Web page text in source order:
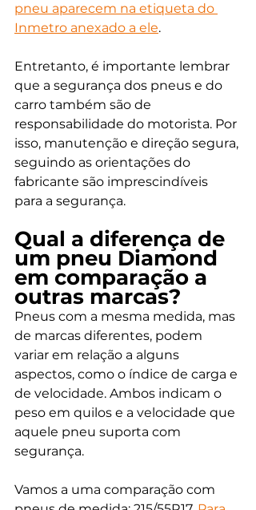
pneu aparecem na etiqueta do
Inmetro anexado a ele.
Entretanto, é importante lembrar
que a segurança dos pneus e do
carro também são de
responsabilidade do motorista. Por
isso, manutenção e direção segura,
seguindo as orientações do
fabricante são imprescindíveis
para a segurança.
Qual a diferença de
um pneu Diamond
em comparação a
outras marcas?
Pneus com a mesma medida, mas
de marcas diferentes, podem
variar em relação a alguns
aspectos, como o índice de carga e
de velocidade. Ambos indicam o
peso em quilos e a velocidade que
aquele pneu suporta com
segurança.
Vamos a uma comparação com